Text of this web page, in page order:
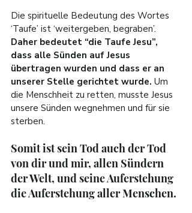
Die spirituelle Bedeutung des Wortes
‘Taufe’ ist ‘weitergeben, begraben’.
Daher bedeutet “die Taufe Jesu”,
dass alle Sünden auf Jesus
übertragen wurden und dass er an
unserer Stelle gerichtet wurde. Um
die Menschheit zu retten, musste Jesus
unsere Sünden wegnehmen und für sie
sterben.
Somit ist sein Tod auch der Tod
von dir und mir, allen Sündern
der Welt, und seine Auferstehung
die Auferstehung aller Menschen.